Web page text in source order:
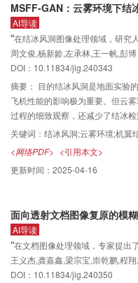
征。同时，在末端加入了轻量级
的同时，实现了网络模型的轻量
代表性方法进行了实验对比，结
现，所提MLFN比信息多重蒸馏网
IMDN）的峰值信噪比（peak
重建图像在视觉上具有明显优势
特征融合网络的超分辨率重建方
块，有效提高了网络的长距离关
进一步提高重建精度，引入标准
MSFF-GAN：云雾环境下结
AI导读
“在结冰风洞图像处理领域，研究
雾环境下图像质量，为飞机结冰研
周文俊,杨新龄,左承林,王一帆,彭博
DOI：10.11834/jig.240343
摘要： 目的结冰风洞是地面实验
飞机性能的影响极为重要。但云
过程的细致观察，还减少了结冰
的图像去雾方法——多尺度特征融
generative adversarial network
下的图像质量，提高研究精度。
效去除结冰风洞图像的雾，核心
合模块通过反投影技术精准融合
有效整合至网络中。此外，通过
提升视觉质量。同时，采用多重
果。结果在6种结冰风洞云雾场景
基于深度学习的云雾方法。实验
成的去雾图像更清晰，去雾效果
关键词： 结冰风洞;云雾环境;机翼结冰
<网络PDF> <引用本文>
更新时间： 2025-04-16
面向透射文档图像复原的模
AI导读
“在文档图像处理领域，专家提出
提高了图像去透射任务的准确性
王义杰,龚嘉鑫,梁宗宝,崇乾鹏,程
DOI：10.11834/jig.240350